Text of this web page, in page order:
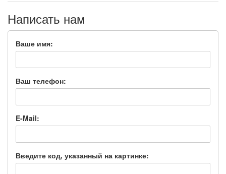
Написать нам
Ваше имя:
Ваш телефон:
E-Mail:
Введите код, указанный на картинке: